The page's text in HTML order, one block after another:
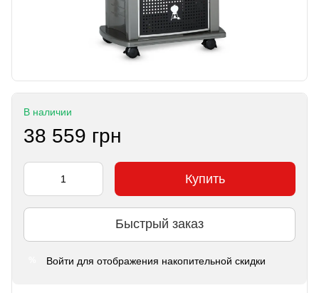
В наличии
38 559 грн
Купить
Быстрый заказ
Войти для отображения накопительной скидки